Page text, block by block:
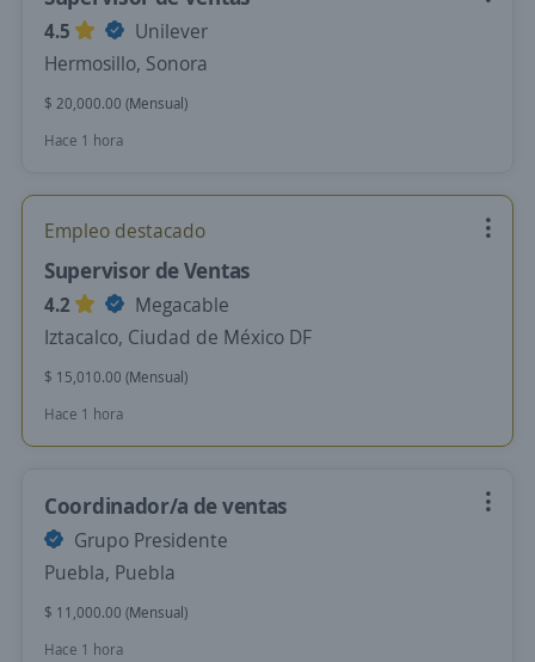
4.5
Unilever
Hermosillo, Sonora
$ 20,000.00 (Mensual)
Hace 1 hora
Empleo destacado
Supervisor de Ventas
4.2
Megacable
Iztacalco, Ciudad de México DF
$ 15,010.00 (Mensual)
Hace 1 hora
Coordinador/a de ventas
Grupo Presidente
Puebla, Puebla
$ 11,000.00 (Mensual)
Hace 1 hora